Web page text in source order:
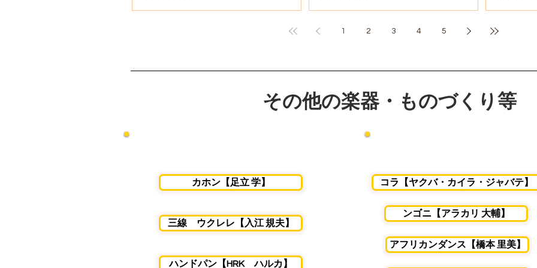
1 2 3 4 5
その他の楽器・ものづくり等
カホン【足立 学】
三線 ウクレレ【入江 規夫】
ハンドパン【HRK ハルカ】
コラ【ヤクバ・カイラ・ジャバテ】
ンゴニ【アラカリ 大輔】
アフリカンダンス【橋本 里美】